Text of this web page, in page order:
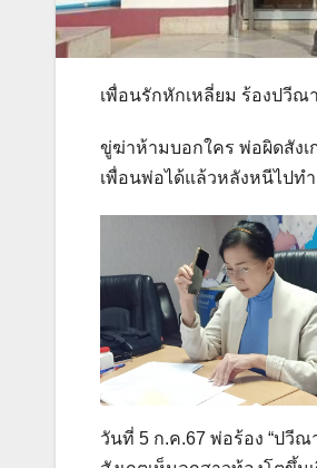
เพื่อนรักหักเหลี่ยม ร้องปวี
ขู่ฆ่าห้ามบอกใคร พ่อผิดสังเ
เพื่อนพ่อได้แล้วหลังหนีไปท
วันที่ 5 ก.ค.67 พ่อร้อง “ปวี